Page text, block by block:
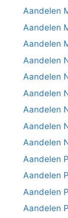
Aandelen
Aandelen
Aandelen
Aandelen
Aandelen
Aandelen
Aandelen
Aandelen
Aandelen
Aandelen
Aandelen
Aandelen
Aandelen